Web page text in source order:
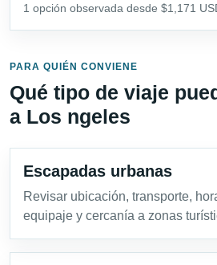
1 opción observada desde $1,171
PARA QUIÉN CONVIENE
Qué tipo de viaje
a Los ngeles
Escapadas urbanas
Revisar ubicación, transporte,
equipaje y cercanía a zonas